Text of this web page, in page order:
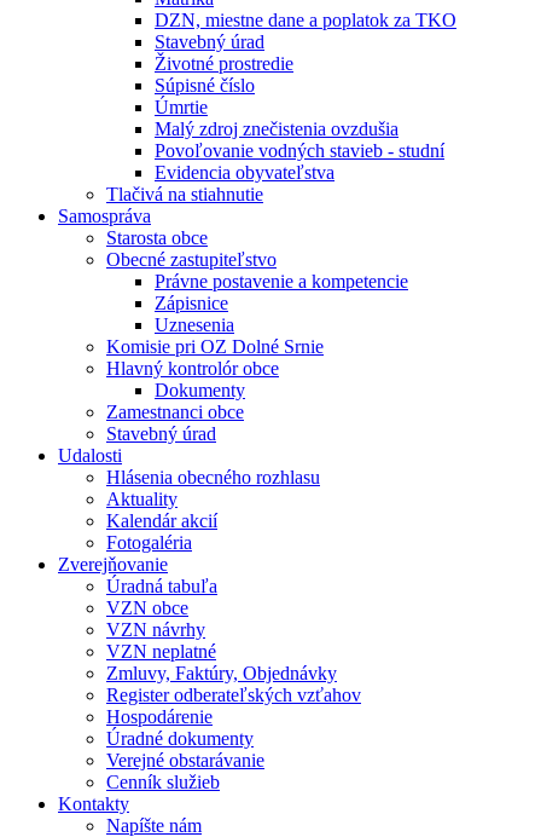
DZN, miestne dane a poplatok za TKO
Stavebný úrad
Životné prostredie
Súpisné číslo
Úmrtie
Malý zdroj znečistenia ovzdušia
Povoľovanie vodných stavieb - studní
Evidencia obyvateľstva
Tlačivá na stiahnutie
Samospráva
Starosta obce
Obecné zastupiteľstvo
Právne postavenie a kompetencie
Zápisnice
Uznesenia
Komisie pri OZ Dolné Srnie
Hlavný kontrolór obce
Dokumenty
Zamestnanci obce
Stavebný úrad
Udalosti
Hlásenia obecného rozhlasu
Aktuality
Kalendár akcií
Fotogaléria
Zverejňovanie
Úradná tabuľa
VZN obce
VZN návrhy
VZN neplatné
Zmluvy, Faktúry, Objednávky
Register odberateľských vzťahov
Hospodárenie
Úradné dokumenty
Verejné obstarávanie
Cenník služieb
Kontakty
Napíšte nám